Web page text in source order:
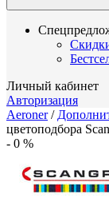
Личный кабинет
Авторизация
Aeroner/
цветоподбора
- 0 %